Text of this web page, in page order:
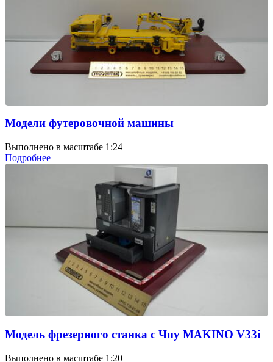
Модели футеровочной машины
Выполнено в масштабе 1:24
Подробнее
Модель фрезерного станка с Чпу MAKINO V33i
Выполнено в масштабе 1:20